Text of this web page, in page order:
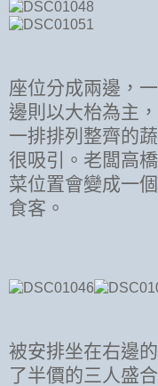
座位分成兩邊，
邊則以大枱為主
一排排列整齊的
很吸引。老闆高
菜位置會變成一
食客。
被安排坐在右邊
了半價的三人盛